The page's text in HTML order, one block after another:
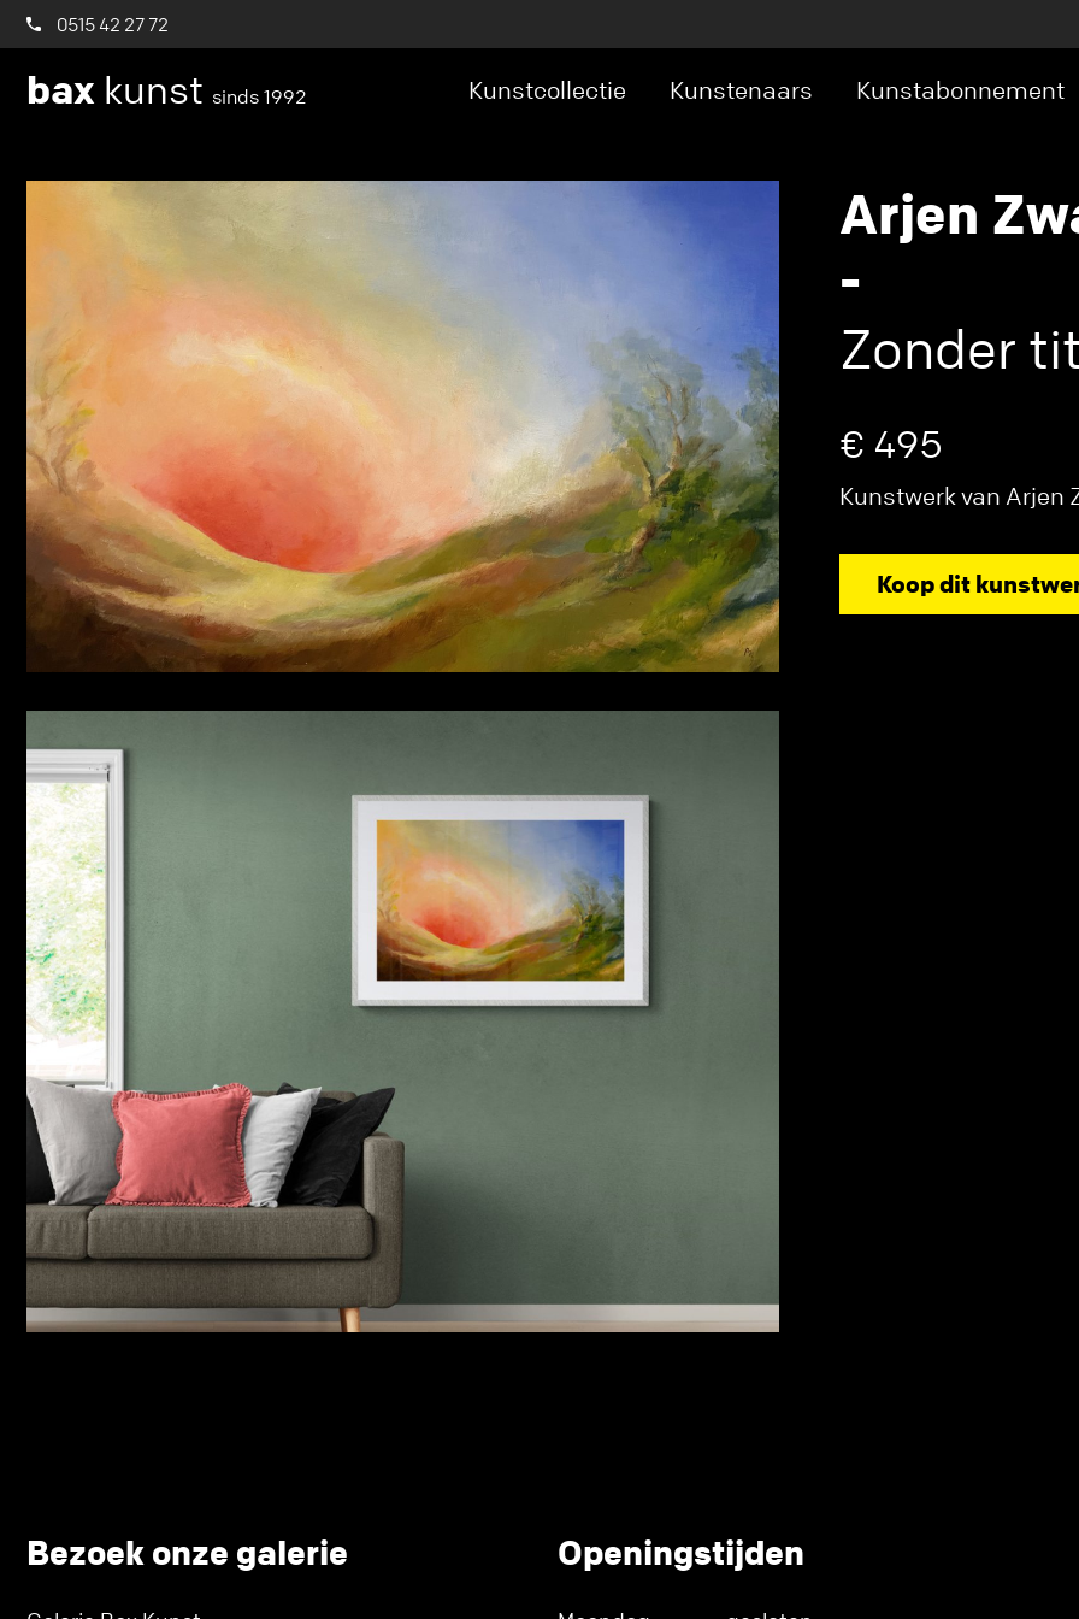
0515 42 27 72
bax kunst sinds 1992 Kunstcollectie Kunstenaars Kunstabonnement
Arjen
-
Zonder
€ 495
Kunstwerk van Arjen
Koop dit
Bezoek onze galerie Openingstijden